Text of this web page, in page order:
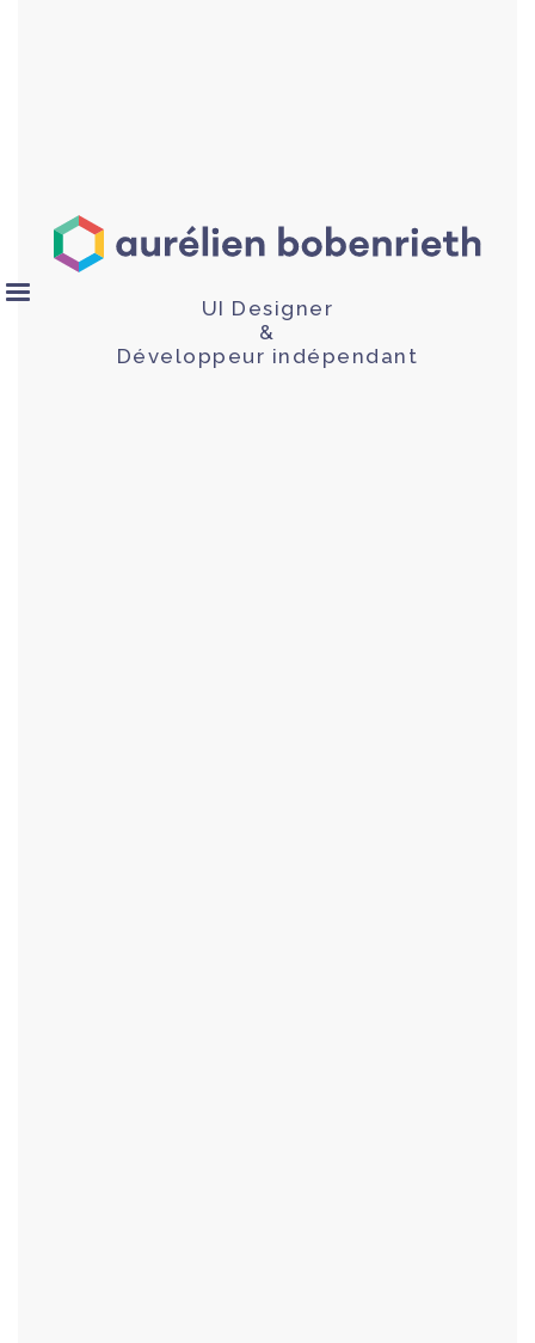
UI Designer
&
Développeur indépendant